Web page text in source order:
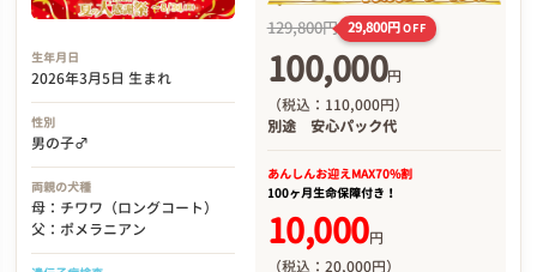
生年月日
2026年3月5日 生まれ
性別
男の子♂
両親の犬種
母：チワワ（ロングコート）
父：ポメラニアン
129,800円 29,800円OFF
100,000円
（税込：110,000円）
別途 安心パック代
あんしんお迎えMAX70%割
100ヶ月生命保障付き！
10,000円
（税込：20,000円）